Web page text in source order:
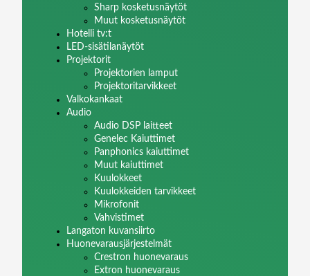
Sharp kosketusnäytöt
Muut kosketusnäytöt
Hotelli tv:t
LED-sisätilanäytöt
Projektorit
Projektorien lamput
Projektoritarvikkeet
Valkokankaat
Audio
Audio DSP laitteet
Genelec Kaiuttimet
Panphonics kaiuttimet
Muut kaiuttimet
Kuulokkeet
Kuulokkeiden tarvikkeet
Mikrofonit
Vahvistimet
Langaton kuvansiirto
Huonevarausjärjestelmät
Crestron huonevaraus
Extron huonevaraus